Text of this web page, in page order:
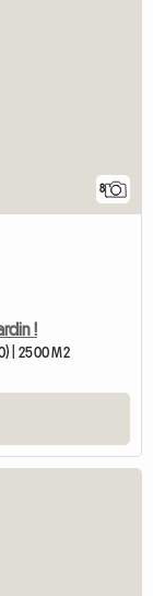
8
!
| 2500 M2